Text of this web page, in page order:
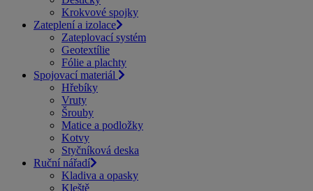
Krokvové spojky
Zateplení a izolace
Zateplovací systém
Geotextílie
Fólie a plachty
Spojovací materiál
Hřebíky
Vruty
Šrouby
Matice a podložky
Kotvy
Styčníková deska
Ruční nářadí
Kladiva a opasky
Kleště